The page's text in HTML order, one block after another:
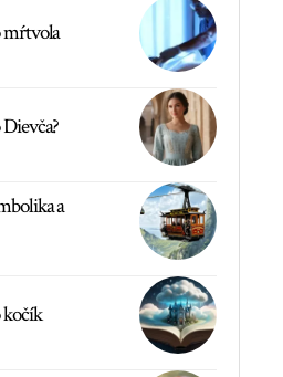
mŕtvola
a
kočík